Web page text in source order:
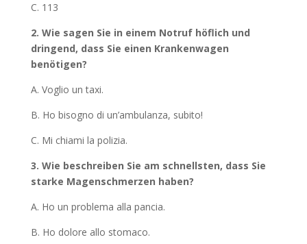
C. 113
2. Wie sagen Sie in einem Notruf höflich und
dringend, dass Sie einen Krankenwagen
benötigen?
A. Voglio un taxi.
B. Ho bisogno di un’ambulanza, subito!
C. Mi chiami la polizia.
3. Wie beschreiben Sie am schnellsten, dass Sie
starke Magenschmerzen haben?
A. Ho un problema alla pancia.
B. Ho dolore allo stomaco.